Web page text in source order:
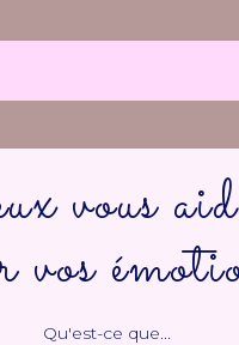
vous
vos
Qu'est-ce que...